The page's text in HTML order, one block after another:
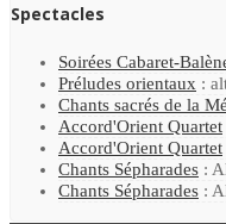
Spectacles
Soirées Cabaret-
Préludes orientaux :
Chants sacrés de la
Accord'Orient Quartet
Accord'Orient Quartet
Chants Sépharades :
Chants Sépharades :